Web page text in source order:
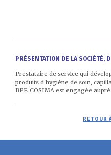
PRÉSENTATION DE LA SOCIÉTÉ,
Prestataire de service qui
produits d'hygiène de soin,
BPF. COSIMA est engagée
RETOUR